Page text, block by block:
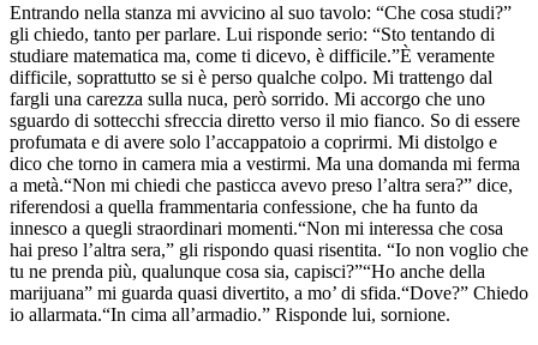
Entrando nella stanza mi avvicino al suo tavolo: “Che cosa studi?”
gli chiedo, tanto per parlare. Lui risponde serio: “Sto tentando di
studiare matematica ma, come ti dicevo, è difficile.”È veramente
difficile, soprattutto se si è perso qualche colpo. Mi trattengo dal
fargli una carezza sulla nuca, però sorrido. Mi accorgo che uno
sguardo di sottecchi sfreccia diretto verso il mio fianco. So di essere
profumata e di avere solo l’accappatoio a coprirmi. Mi distolgo e
dico che torno in camera mia a vestirmi. Ma una domanda mi ferma
a metà.“Non mi chiedi che pasticca avevo preso l’altra sera?” dice,
riferendosi a quella frammentaria confessione, che ha funto da
innesco a quegli straordinari momenti.“Non mi interessa che cosa
hai preso l’altra sera,” gli rispondo quasi risentita. “Io non voglio che
tu ne prenda più, qualunque cosa sia, capisci?”“Ho anche della
marijuana” mi guarda quasi divertito, a mo’ di sfida.“Dove?” Chiedo
io allarmata.“In cima all’armadio.” Risponde lui, sornione.